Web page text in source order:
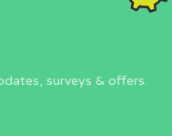
surveys & offers.